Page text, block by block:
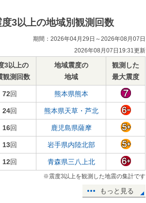
度3以上の地域別観測回数
期間：2026年04月29日～2026年08月07日
2026年08月07日19:31更新
3以上の
観測回数
地域震度の
地域
観測した
最大震度
72回 熊本県熊本
24回 熊本県天草・芦北
16回 鹿児島県薩摩
13回 岩手県内陸北部
12回 青森県三八上北
※震度3以上を観測した地震の集計です
もっと見る